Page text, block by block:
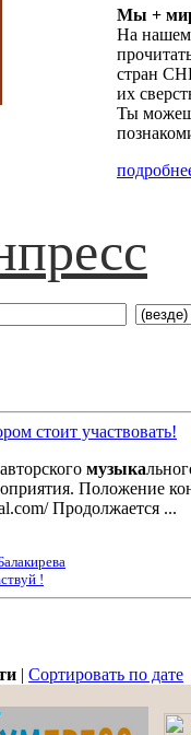
Мы + мир
На
стран
их
Ты
стоит участвовать!
музыка
Положение
Продолжается ...
!
| Сортировать по дате